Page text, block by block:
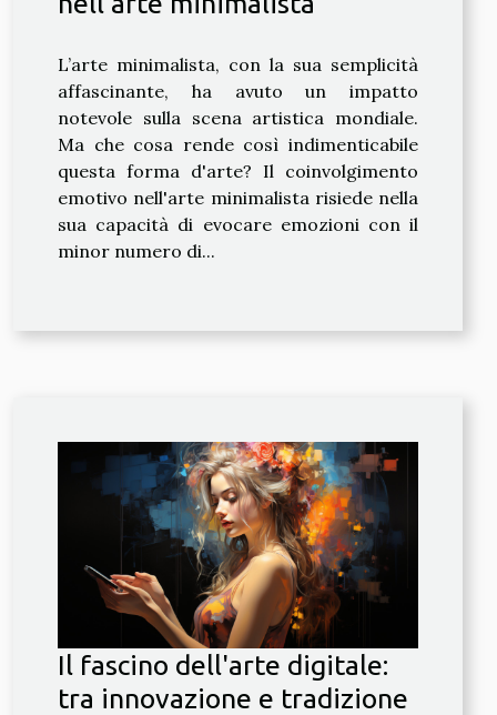
L’arte minimalista, con la sua semplicità
affascinante, ha avuto un impatto
notevole sulla scena artistica mondiale.
Ma che cosa rende così indimenticabile
questa forma d'arte? Il coinvolgimento
emotivo nell'arte minimalista risiede nella
sua capacità di evocare emozioni con il
minor numero di...
Il fascino dell'arte digitale:
tra innovazione e tradizione